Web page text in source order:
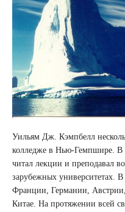
Уильям Дж. Кэмпбелл
колледже в Нью-Гемпшире. В
читал лекции и преподавал
зарубежных университетах.
Франции, Германии,
Китае. На протяжении всей